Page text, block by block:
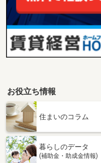
お役立ち情報
住まいのコラム
暮らしのデータ
(補助金・助成金情報)